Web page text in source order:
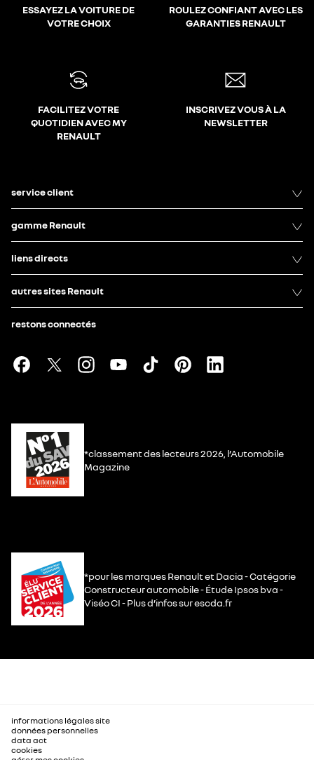
ESSAYEZ LA VOITURE DE
VOTRE CHOIX
ROULEZ CONFIANT AVEC LES
GARANTIES RENAULT
FACILITEZ VOTRE
QUOTIDIEN AVEC MY
RENAULT
INSCRIVEZ VOUS À LA
NEWSLETTER
service client
gamme Renault
liens directs
autres sites Renault
restons connectés
*classement des lecteurs 2026, l’Automobile
Magazine
*pour les marques Renault et Dacia - Catégorie
Constructeur automobile - Étude Ipsos bva -
Viséo CI - Plus d’infos sur escda.fr
informations légales site
données personnelles
data act
cookies